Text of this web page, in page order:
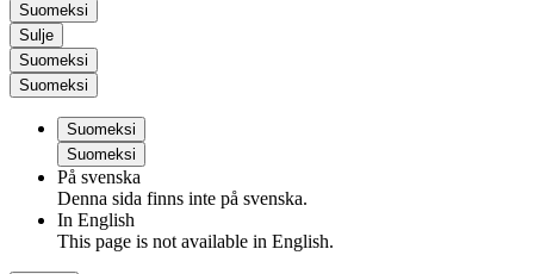
Suomeksi
Sulje
Suomeksi
Suomeksi
Suomeksi
Suomeksi
På svenska
Denna sida finns inte på svenska.
In English
This page is not available in English.